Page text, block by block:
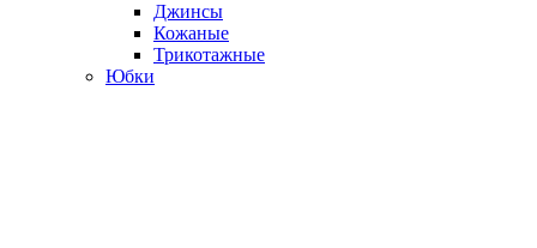
Джинсы
Кожаные
Трикотажные
Юбки